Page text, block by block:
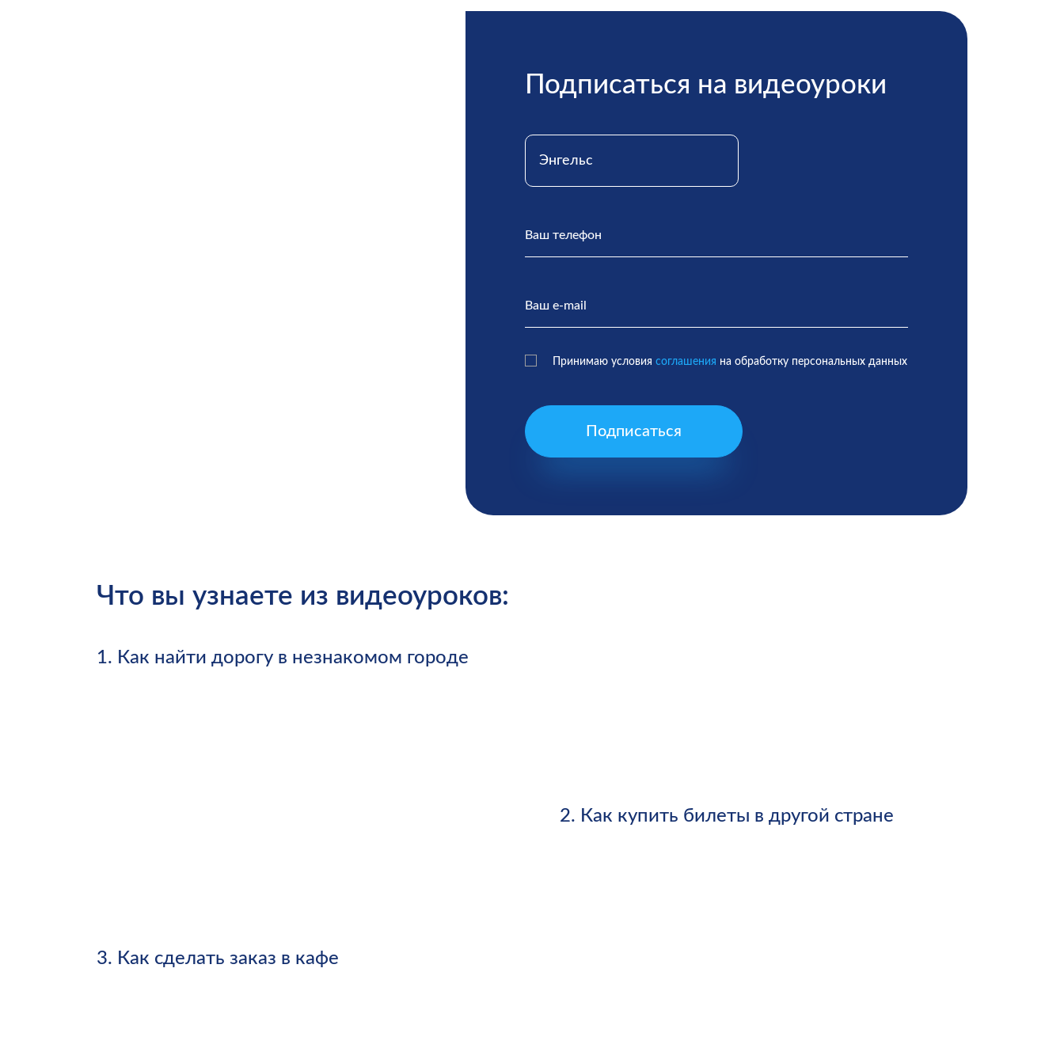
Подписаться на видеоуроки
Энгельс
Принимаю условия соглашения на обработку персональных данных
Подписаться
Что вы узнаете из видеоуроков:
1. Как найти дорогу в незнакомом городе
3. Как сделать заказ в кафе
2. Как купить билеты в другой стране